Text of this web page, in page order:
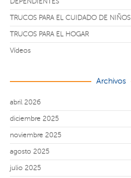
TRUCOS PARA EL CUIDADO DE NIÑOS
TRUCOS PARA EL HOGAR
Vídeos
Archivos
abril 2026
diciembre 2025
noviembre 2025
agosto 2025
julio 2025